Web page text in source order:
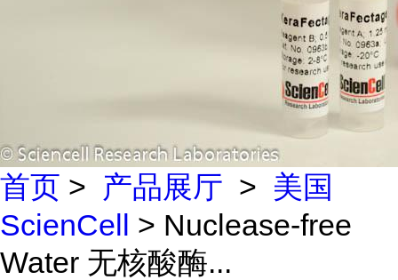
首页 > 产品展厅 > 美国
ScienCell > Nuclease-free
Water 无核酸酶...